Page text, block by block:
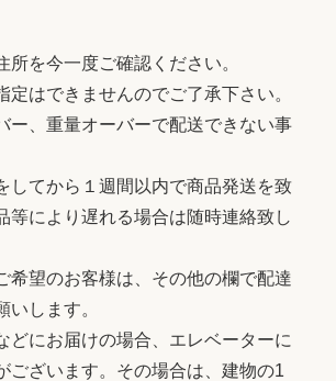
所を今一度ご確認ください。
定はできませんのでご了承下さい。
ー、重量オーバーで配送できない事
してから１週間以内で商品発送を致
等により遅れる場合は随時連絡致し
希望のお客様は、その他の欄で配達
いします。
どにお届けの場合、エレベーターに
ございます。その場合は、建物の1